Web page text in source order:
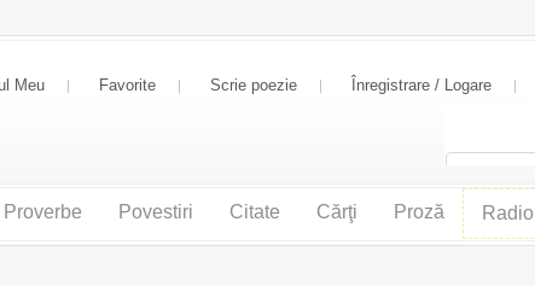
Meu Favorite Scrie poezie Înregistrare / Logare
Proverbe Povestiri Citate Cărţi Proză Radio